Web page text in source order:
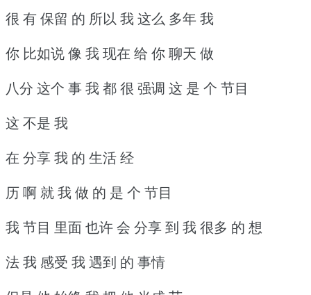
很 有 保留 的 所以 我 这么 多年 我
你 比如说 像 我 现在 给 你 聊天 做
八分 这个 事 我 都 很 强调 这 是 个 节目
这 不是 我
在 分享 我 的 生活 经
历 啊 就 我 做 的 是 个 节目
我 节目 里面 也许 会 分享 到 我 很多 的 想
法 我 感受 我 遇到 的 事情